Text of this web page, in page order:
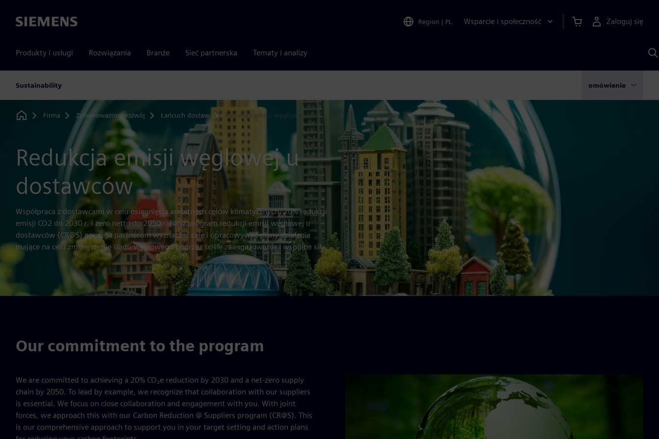
Siemens Region | PL Wsparcie i społeczność Zaloguj się
Produkty i usługi Rozwiązania Branże Sieć partnerska Tematy i analizy
Sustainability omówienie
Home
Firma Zrównoważony rozwój Łańcuch dostaw Redukcja emisji węglowej
Redukcja emisji węglowej u
dostawców
Współpraca z dostawcami w celu osiągnięcia ambitnych celów klimatycznych: 20% redukcji
emisji CO2 do 2030 r. i zero netto do 2050 r. Nasz program redukcji emisji węglowej u
dostawców (CR@S) pomaga partnerom wyznaczać cele i opracowywać plany działania
mające na celu zmniejszenie śladu węglowego poprzez ścisłe zaangażowanie i wspólne siły.
Our commitment to the program
We are committed to achieving a 20% CO₂e reduction by 2030 and a net-zero supply
chain by 2050. To lead by example, we recognize that collaboration with our suppliers
is essential. We focus on close collaboration and engagement with you. With joint
forces, we approach this with our Carbon Reduction @ Suppliers program (CR@S). This
is our comprehensive approach to support you in your target setting and action plans